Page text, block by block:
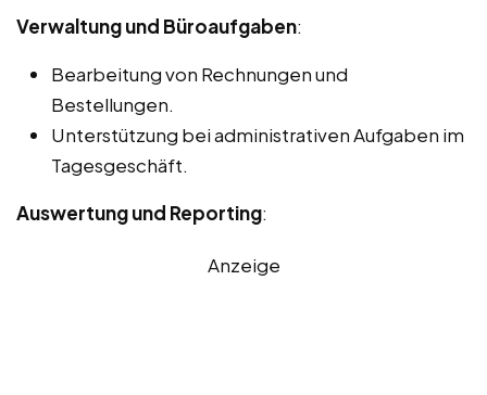
Verwaltung und Büroaufgaben:
Bearbeitung von Rechnungen und
Bestellungen.
Unterstützung bei administrativen Aufgaben im
Tagesgeschäft.
Auswertung und Reporting:
Anzeige